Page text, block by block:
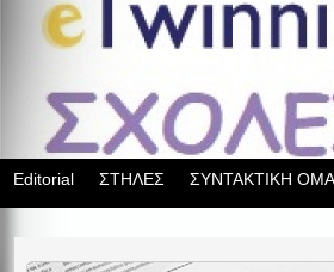
Editorial ΣΤΗΛΕΣ ΣΥΝΤΑΚΤΙΚΗ